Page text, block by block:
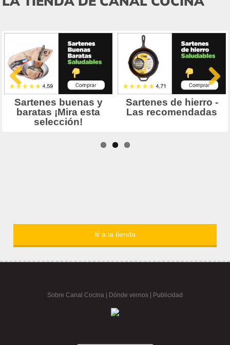
Ir a la tienda
Sobre Canal Cocina Dónde vernos | Publicidad